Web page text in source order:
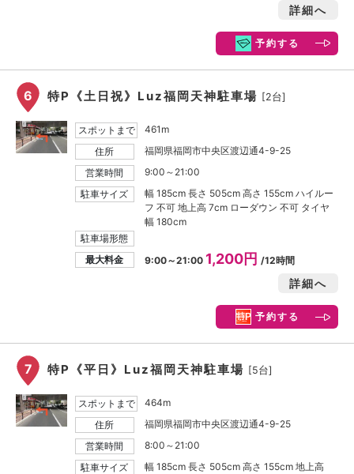
詳細へ
予約する
6 特P《土日祝》Luz福岡天神駐車場 [2台]
スポットまで
461m
住所
福岡県福岡市中央区渡辺通4-9-25
営業時間
9:00～21:00
駐車サイズ
幅 185cm 長さ 505cm 高さ 155cm ハイルー
フ 不可 地上高 7cm ローダウン 不可 タイヤ
幅 180cm
駐車場形態
最大料金
9:00～21:00 1,200円 /12時間
詳細へ
予約する
7 特P《平日》Luz福岡天神駐車場 [5台]
スポットまで
464m
住所
福岡県福岡市中央区渡辺通4-9-25
営業時間
8:00～21:00
駐車サイズ
幅 185cm 長さ 505cm 高さ 155cm 地上高